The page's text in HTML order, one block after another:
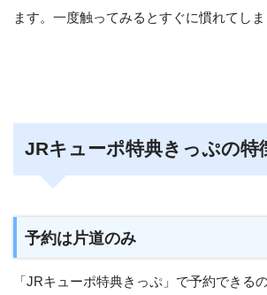
ます。一度触ってみるとすぐに慣れてしま
JRキューポ特典きっぷの特
予約は片道のみ
「JRキューポ特典きっぷ」で予約できる